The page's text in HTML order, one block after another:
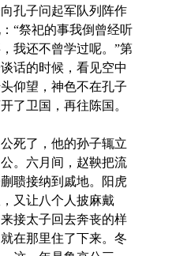
子问起军队列阵作
“祭祀的事我倒曾经听
我还不曾学过呢。”第
话的时候，看见空中
仰望，神色不在孔子
了卫国，再往陈国。
了，他的孙子辄立
。六月间，赵鞅把流
聩接纳到戚地。阳虎
又让八个人披麻戴
接太子回去奔丧的样
在那里住了下来。冬